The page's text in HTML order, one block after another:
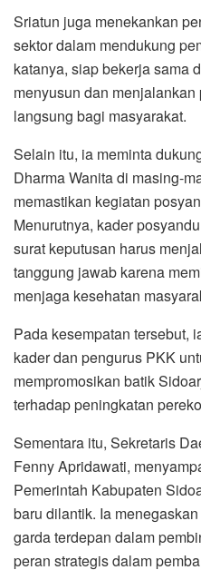
Sriatun juga menekankan
sektor dalam mendukung
katanya, siap bekerja sama
menyusun dan
langsung bagi masyarakat.
Selain itu, ia meminta
Dharma Wanita di masing-
memastikan kegiatan
Menurutnya, kader
surat keputusan harus
tanggung jawab karena
menjaga kesehatan
Pada kesempatan tersebut,
kader dan pengurus PKK
mempromosikan batik
terhadap peningkatan
Sementara itu, Sekretaris
Fenny Apridawati,
Pemerintah Kabupaten
baru dilantik. Ia
garda terdepan dalam
peran strategis dalam